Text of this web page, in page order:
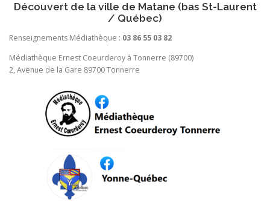
Découvert de la ville de Matane (bas St-Laurent
/ Québec)
Renseignements Médiathèque : 03 86 55 03 82
Médiathèque Ernest Coeurderoy à Tonnerre (89700)
2, Avenue de la Gare 89700 Tonnerre